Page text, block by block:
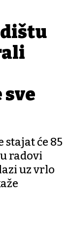
stajat će 85
radovi
uz vrlo